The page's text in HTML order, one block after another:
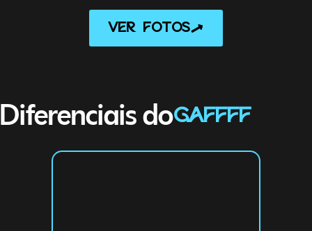
VER FOTOS
Diferenciais doGAFFFF